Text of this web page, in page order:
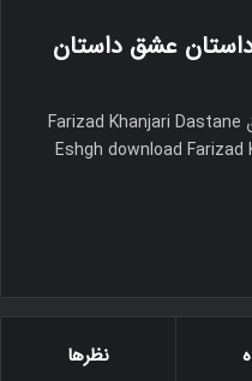
عشق داستان
فریزاد خنجری داستان عشق داستان عشق Farizad Khanjari Dastane
Eshgh download
نظرها